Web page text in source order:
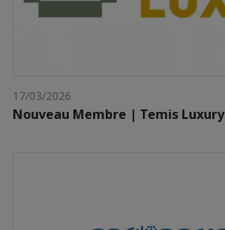
17/03/2026
Nouveau Membre | Temis Luxury